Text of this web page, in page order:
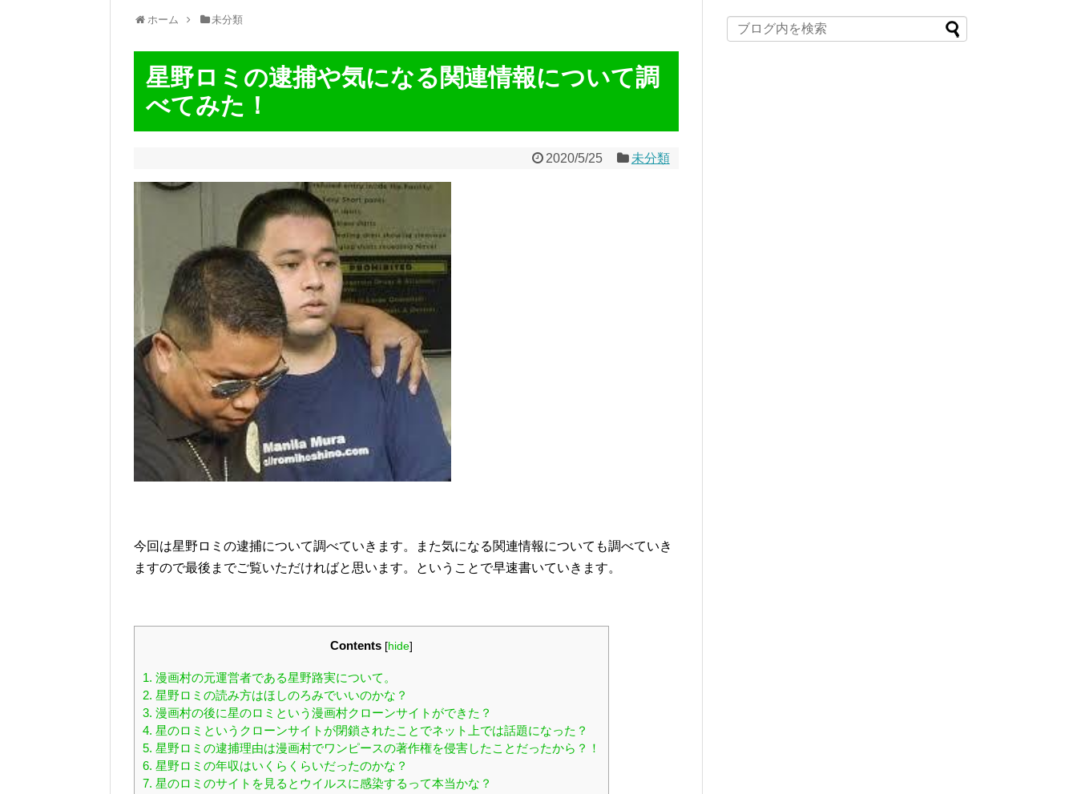
ホーム 未分類
星野ロミの逮捕や気になる関連情報について調
べてみた！
2020/5/25 未分類
今回は星野ロミの逮捕について調べていきます。また気になる関連情報についても調べていき
ますので最後までご覧いただければと思います。ということで早速書いていきます。
Contents [hide]
1. 漫画村の元運営者である星野路実について。
2. 星野ロミの読み方はほしのろみでいいのかな？
3. 漫画村の後に星のロミという漫画村クローンサイトができた？
4. 星のロミというクローンサイトが閉鎖されたことでネット上では話題になった？
5. 星野ロミの逮捕理由は漫画村でワンピースの著作権を侵害したことだったから？！
6. 星野ロミの年収はいくらくらいだったのかな？
7. 星のロミのサイトを見るとウイルスに感染するって本当かな？